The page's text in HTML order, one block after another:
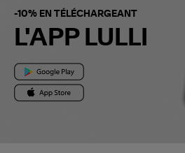
-10% EN TÉLÉCHARGEANT
L'APP LULLI